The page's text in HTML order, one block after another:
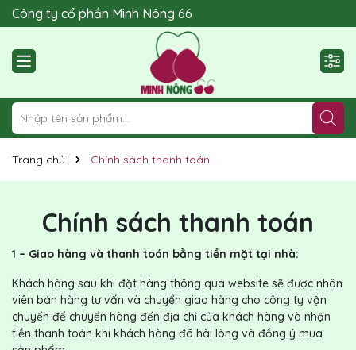
Công ty cổ phần Minh Nông 66
Giải pháp phân bón hữu cơ và đất sạch
Trang chủ Chính sách thanh toán
Chính sách thanh toán
1 – Giao hàng và thanh toán bằng tiền mặt tại nhà:
Khách hàng sau khi đặt hàng thông qua website sẽ được nhân
viên bán hàng tư vấn và chuyển giao hàng cho công ty vận
chuyển để chuyển hàng đến địa chỉ của khách hàng và nhận
tiền thanh toán khi khách hàng đã hài lòng và đồng ý mua